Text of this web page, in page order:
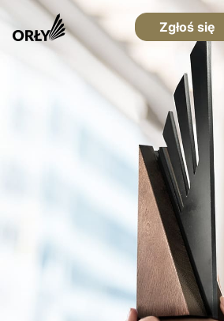
Zgłoś się